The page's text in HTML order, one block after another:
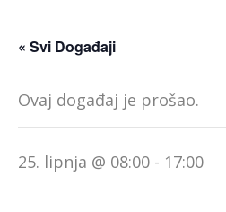
« Svi Događaji
Ovaj događaj je prošao.
25. lipnja @ 08:00 - 17:00